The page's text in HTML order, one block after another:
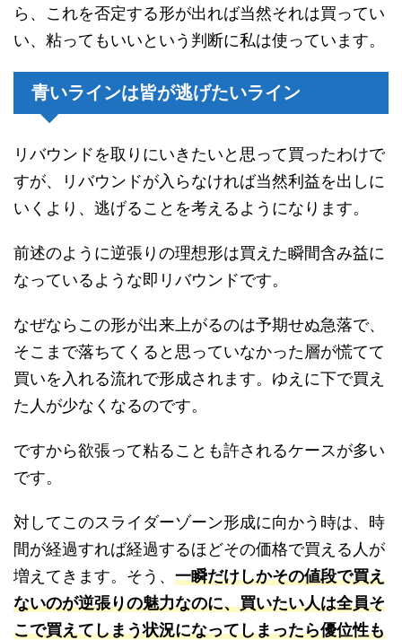
ら、これを否定する形が出れば当然それは買ってい
い、粘ってもいいという判断に私は使っています。
青いラインは皆が逃げたいライン
リバウンドを取りにいきたいと思って買ったわけで
すが、リバウンドが入らなければ当然利益を出しに
いくより、逃げることを考えるようになります。
前述のように逆張りの理想形は買えた瞬間含み益に
なっているような即リバウンドです。
なぜならこの形が出来上がるのは予期せぬ急落で、
そこまで落ちてくると思っていなかった層が慌てて
買いを入れる流れで形成されます。ゆえに下で買え
た人が少なくなるのです。
ですから欲張って粘ることも許されるケースが多い
です。
対してこのスライダーゾーン形成に向かう時は、時
間が経過すれば経過するほどその価格で買える人が
増えてきます。そう、 一瞬だけしかその値段で買え
ないのが逆張りの魅力なのに、買いたい人は全員そ
こで買えてしまう状況になってしまったら優位性も